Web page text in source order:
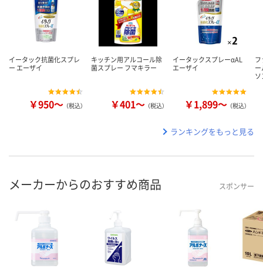
イータック抗菌化スプレ
ー エーザイ
￥950～ （税込）
キッチン用アルコール除
菌スプレー フマキラー
￥401～ （税込）
イータックスプレーαAL
エーザイ
￥1,899～ （税込）
ランキングをもっと見る
メーカーからのおすすめ商品 スポンサー